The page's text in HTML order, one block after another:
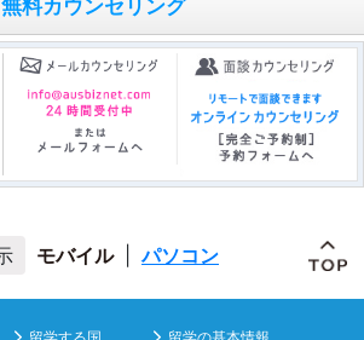
無料カウンセリング
モバイル パソコン